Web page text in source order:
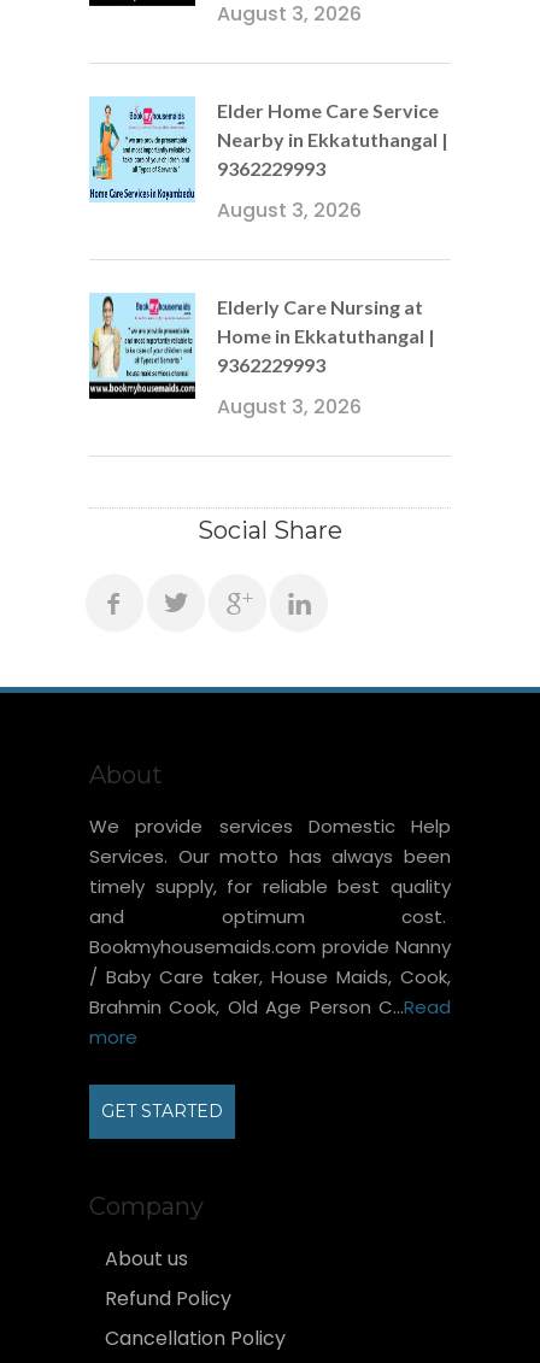
August 3, 2026
Elder Home Care Service
Nearby in Ekkatuthangal |
9362229993
August 3, 2026
Elderly Care Nursing at
Home in Ekkatuthangal |
9362229993
August 3, 2026
Social Share
About
We provide services Domestic Help
Services. Our motto has always been
timely supply, for reliable best quality
and optimum cost.
Bookmyhousemaids.com provide Nanny
/ Baby Care taker, House Maids, Cook,
Brahmin Cook, Old Age Person C...Read
more
GET STARTED
Company
About us
Refund Policy
Cancellation Policy